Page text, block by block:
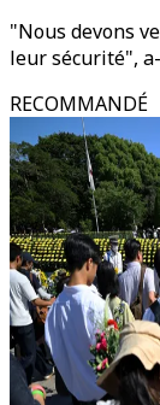
"Nous devons
leur sécurité",
RECOMMANDÉ